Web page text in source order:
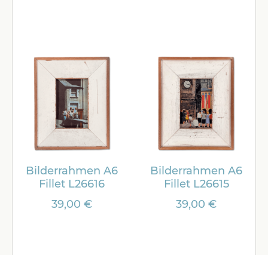
Bilderrahmen A6
Fillet L26616
39,00 €
Bilderrahmen A6
Fillet L26615
39,00 €